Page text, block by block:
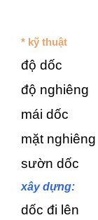
* kỹ thuật
độ dốc
độ nghiêng
mái dốc
mặt nghiêng
sườn dốc
xây dựng:
dốc đi lên